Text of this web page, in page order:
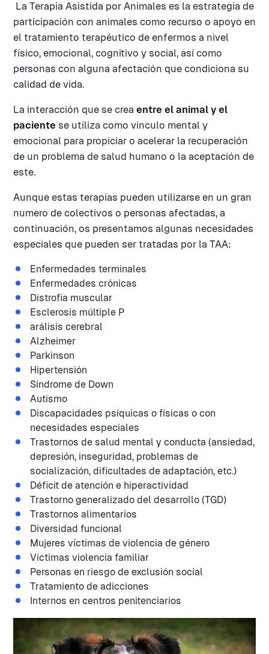
La Terapia Asistida por Animales es la estrategia de
participación con animales como recurso o apoyo en
el tratamiento terapéutico de enfermos a nivel
físico, emocional, cognitivo y social, así como
personas con alguna afectación que condiciona su
calidad de vida.
La interacción que se crea entre el animal y el
paciente se utiliza como vinculo mental y
emocional para propiciar o acelerar la recuperación
de un problema de salud humano o la aceptación de
este.
Aunque estas terapias pueden utilizarse en un gran
numero de colectivos o personas afectadas, a
continuación, os presentamos algunas necesidades
especiales que pueden ser tratadas por la TAA:
Enfermedades terminales
Enfermedades crónicas
Distrofia muscular
Esclerosis múltiple P
arálisis cerebral
Alzheimer
Parkinson
Hipertensión
Síndrome de Down
Autismo
Discapacidades psíquicas o físicas o con
necesidades especiales
Trastornos de salud mental y conducta (ansiedad,
depresión, inseguridad, problemas de
socialización, dificultades de adaptación, etc.)
Déficit de atención e hiperactividad
Trastorno generalizado del desarrollo (TGD)
Trastornos alimentarios
Diversidad funcional
Mujeres víctimas de violencia de género
Víctimas violencia familiar
Personas en riesgo de exclusión social
Tratamiento de adicciones
Internos en centros penitenciarios